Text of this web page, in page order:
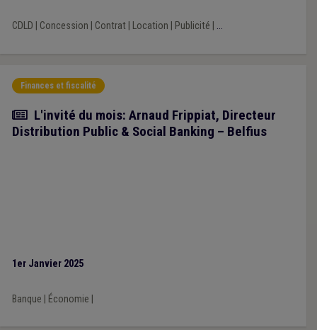
CDLD Concession Contrat| Location Publicité ...
Finances et fiscalité
Article
L'invité du mois: Arnaud Frippiat, Directeur
Distribution Public & Social Banking – Belfius
1er Janvier 2025
Banque Économie